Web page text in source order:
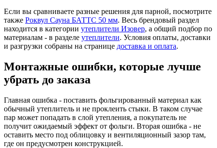
Если вы сравниваете разные решения для парной, посмотрите
также Роквул Сауна БАТТС 50 мм. Весь брендовый раздел
находится в категории утеплители Изовер, а общий подбор по
материалам - в разделе утеплители. Условия оплаты, доставки
и разгрузки собраны на странице доставка и оплата.
Монтажные ошибки, которые лучше
убрать до заказа
Главная ошибка - поставить фольгированный материал как
обычный утеплитель и не проклеить стыки. В таком случае
пар может попадать в слой утепления, а покупатель не
получит ожидаемый эффект от фольги. Вторая ошибка - не
оставить место под облицовку и вентиляционный зазор там,
где он предусмотрен конструкцией.